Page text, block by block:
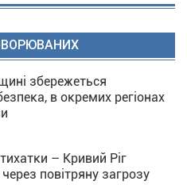
збережеться
в окремих регіонах
– Кривий Ріг
повітряну загрозу